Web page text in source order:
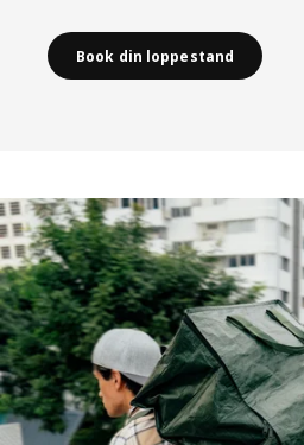
Book din loppestand